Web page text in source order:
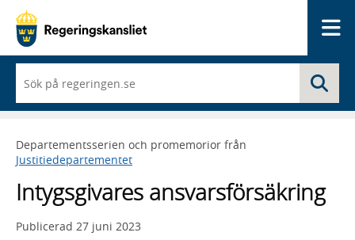
du
börjar
skriva
framträder
en
med
sökförslag
Departementsserien och promemorior från
Justitiedepartementet
Intygsgivares ansvarsförsäkring
Publicerad 27 juni 2023